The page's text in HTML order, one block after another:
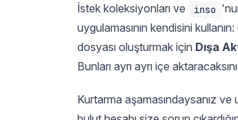
İstek koleksiyonları ve inso
uygulamasının kendisini
dosyası oluşturmak için Dışa
Bunları ayrı ayrı içe
Kurtarma aşamasındaysanız ve